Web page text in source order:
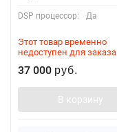
DSP процессор: Да
Этот товар временно
недоступен для заказа
37 000 руб.
В корзину